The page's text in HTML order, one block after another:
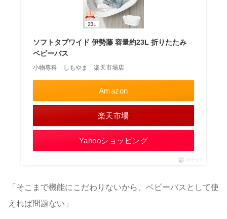
ソフトタブワイド 伊勢藤 容量約23L 折りたたみ
ベビーバス
小物専科 しもやま 楽天市場店
Amazon
楽天市場
Yahooショッピング
ポチップ
「そこまで機能にこだわりないから、ベビーバスとして使
えれば問題ない」